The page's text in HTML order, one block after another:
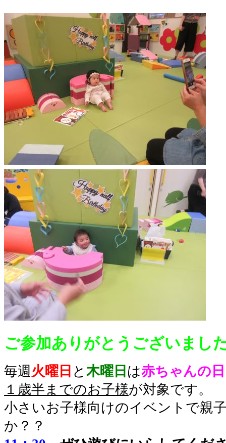
ご参加ありがとうございまし
毎週火曜日 と 木曜日 は赤ちゃんの日
１歳半までのお子様が対象です。
小さいお子様向けのイベントで親
か？？